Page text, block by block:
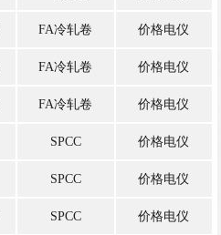
FA冷轧卷 价格电仪
FA冷轧卷 价格电仪
FA冷轧卷 价格电仪
SPCC 价格电仪
SPCC 价格电仪
SPCC 价格电仪